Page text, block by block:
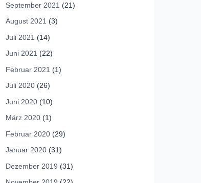
September 2021 (21)
August 2021 (3)
Juli 2021 (14)
Juni 2021 (22)
Februar 2021 (1)
Juli 2020 (26)
Juni 2020 (10)
März 2020 (1)
Februar 2020 (29)
Januar 2020 (31)
Dezember 2019 (31)